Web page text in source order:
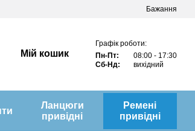
Бажання
Мій кошик
Графік роботи:
Пн-Пт:
08:00 - 17:30
Сб-Нд:
вихідний
Ланцюги
привідні
Ремені
привідні